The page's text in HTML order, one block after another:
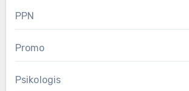
PPN
Promo
Psikologis